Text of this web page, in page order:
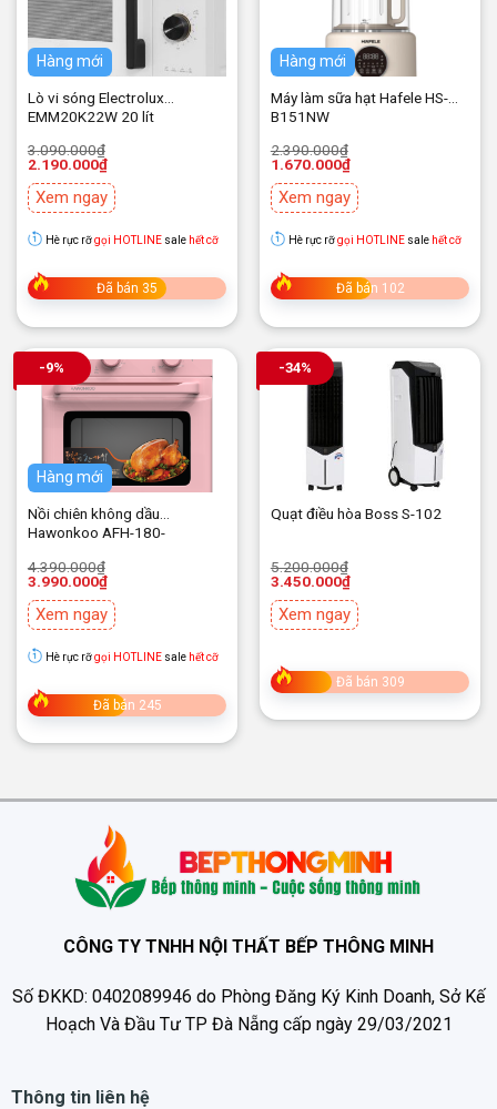
Hàng mới
Lò vi sóng Electrolux
EMM20K22W 20 lít
3.090.000₫
Giá
gốc
3.090.000₫.
2.190.000₫
Giá
hiện
là:
2.190.000₫.
Xem ngay
Hè rực rỡgọi HOTLINEsale hết cỡ
Đã bán 35
Hàng mới
Máy làm sữa hạt Hafele HS-
B151NW
2.390.000₫
Giá
gốc
2.390.000₫.
1.670.000₫
Giá
hiện
là:
1.670.000₫.
Xem ngay
Hè rực rỡgọi HOTLINEsale hết cỡ
Đã bán 102
-9%
Hàng mới
Nồi chiên không dầu
Hawonkoo AFH-180-
4.390.000₫
Giá
gốc
4.390.000₫.
3.990.000₫
Giá
hiện
là:
3.990.000₫.
Xem ngay
Hè rực rỡgọi HOTLINEsale hết cỡ
Đã bán 245
-34%
Quạt điều hòa Boss S-102
5.200.000₫
Giá
gốc
5.200.000₫.
3.450.000₫
Giá
hiện
là:
3.450.000₫.
Xem ngay
Đã bán 309
CÔNG TY TNHH NỘI THẤT BẾP THÔNG MINH
Số ĐKKD: 0402089946 do Phòng Đăng Ký Kinh Doanh, Sở Kế
Hoạch Và Đầu Tư TP Đà Nẵng cấp ngày 29/03/2021
Thông tin liên hệ